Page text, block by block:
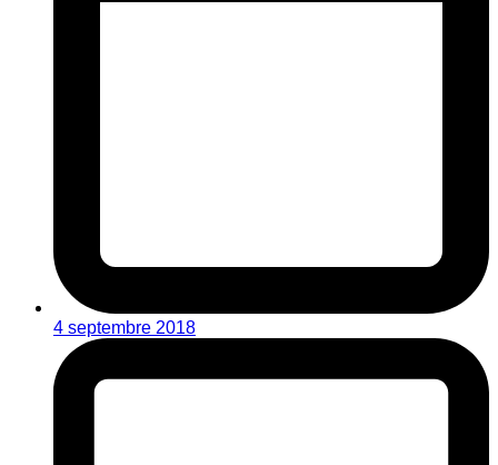
4 septembre 2018